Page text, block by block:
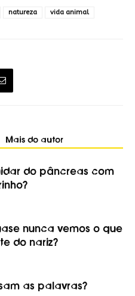
natureza vida animal
Mais do autor
do pâncreas com
nunca vemos o que
do nariz?
as palavras?